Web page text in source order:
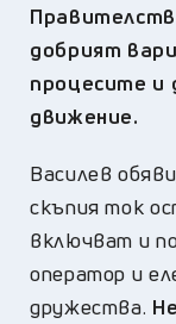
добрият
процесите и
движение.
Василев
скъпия ток
включват и
оператор и
дружества.